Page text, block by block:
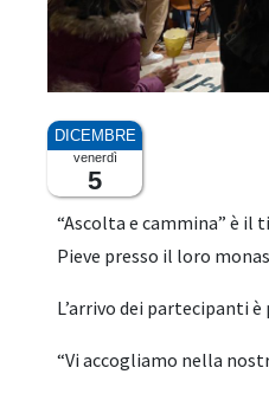
venerdì
5
“Ascolta e cammina” è il
Pieve presso il loro
L’arrivo dei partecipanti
“Vi accogliamo nella